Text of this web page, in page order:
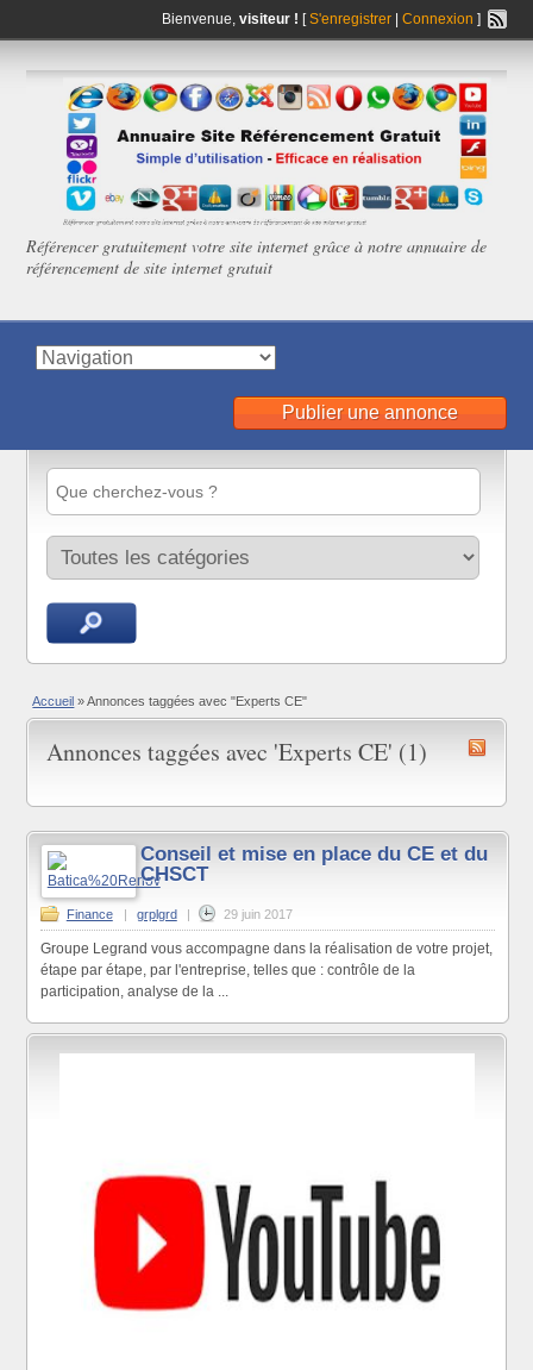
Bienvenue, visiteur ! [S'enregistrer| Connexion ]
Référencer gratuitement votre site internet grâce à notre annuaire de
référencement de site internet gratuit
Publier une annonce
Accueil » Annonces taggées avec "Experts CE"
Annonces taggées avec 'Experts CE' (1)
Conseil et mise en place du CE et du
CHSCT
Finance grplgrd 29 juin 2017
Groupe Legrand vous accompagne dans la réalisation de votre projet,
étape par étape, par l'entreprise, telles que : contrôle de la
participation, analyse de la ...